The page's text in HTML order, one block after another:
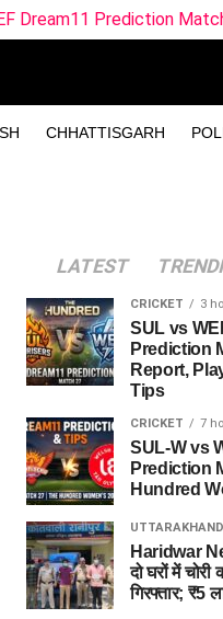
CHHATTISGARH
Prediction Match 27: Pitch
LATEST
CRICKET 3
SUL vs
Prediction
Report,
Tips
CRICKET 7
SUL-W vs
Prediction
Hundred
UTTARAKHAND
Haridwar
दो घरों में
गिरफ्तार; ₹5